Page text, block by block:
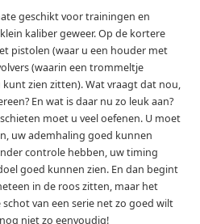
geschikt voor trainingen en
kaliber geweer. Op de kortere
pistolen (waar u een houder met
(waarin een trommeltje
zien zitten). Wat vraagt dat nou,
En wat is daar nu zo leuk aan?
moet u veel oefenen. U moet
uw ademhaling goed kunnen
controle hebben, uw timing
goed kunnen zien. En dan begint
in de roos zitten, maar het
van een serie net zo goed wilt
niet zo eenvoudig!